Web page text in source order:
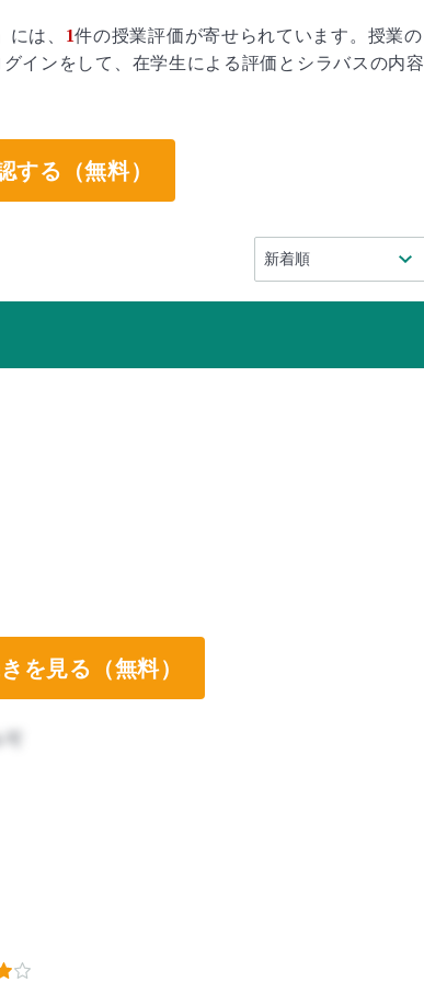
は、 1件の授業評価が寄せられています。授業の
インをして、在学生による評価とシラバスの内容
する（無料）
を見る（無料）